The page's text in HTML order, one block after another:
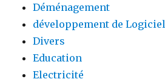
Déménagement
développement de Logiciel
Divers
Education
Electricité